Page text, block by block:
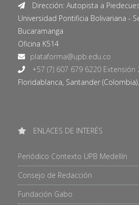
Dirección: Autopista a
Universidad Pontificia Bolivariana -
Bucaramanga
Oficina K514
+57 (7) 607 679 6220 Extensión
Floridablanca, Santander (Colombia).
ENLACES DE INTERÉS
Periódico Contexto UPB Medellín
Consejo de Redacción
Fundación Gabo